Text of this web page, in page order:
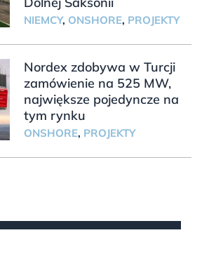
NIEMCY, ONSHORE, PROJEKTY
Nordex zdobywa w Turcji
zamówienie na 525 MW,
największe pojedyncze na
tym rynku
ONSHORE, PROJEKTY